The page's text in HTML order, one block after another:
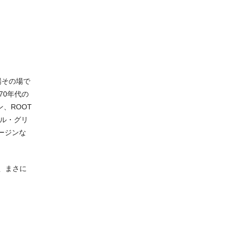
の場で
年代の
、ROOT
・グリ
ジンな
まさに